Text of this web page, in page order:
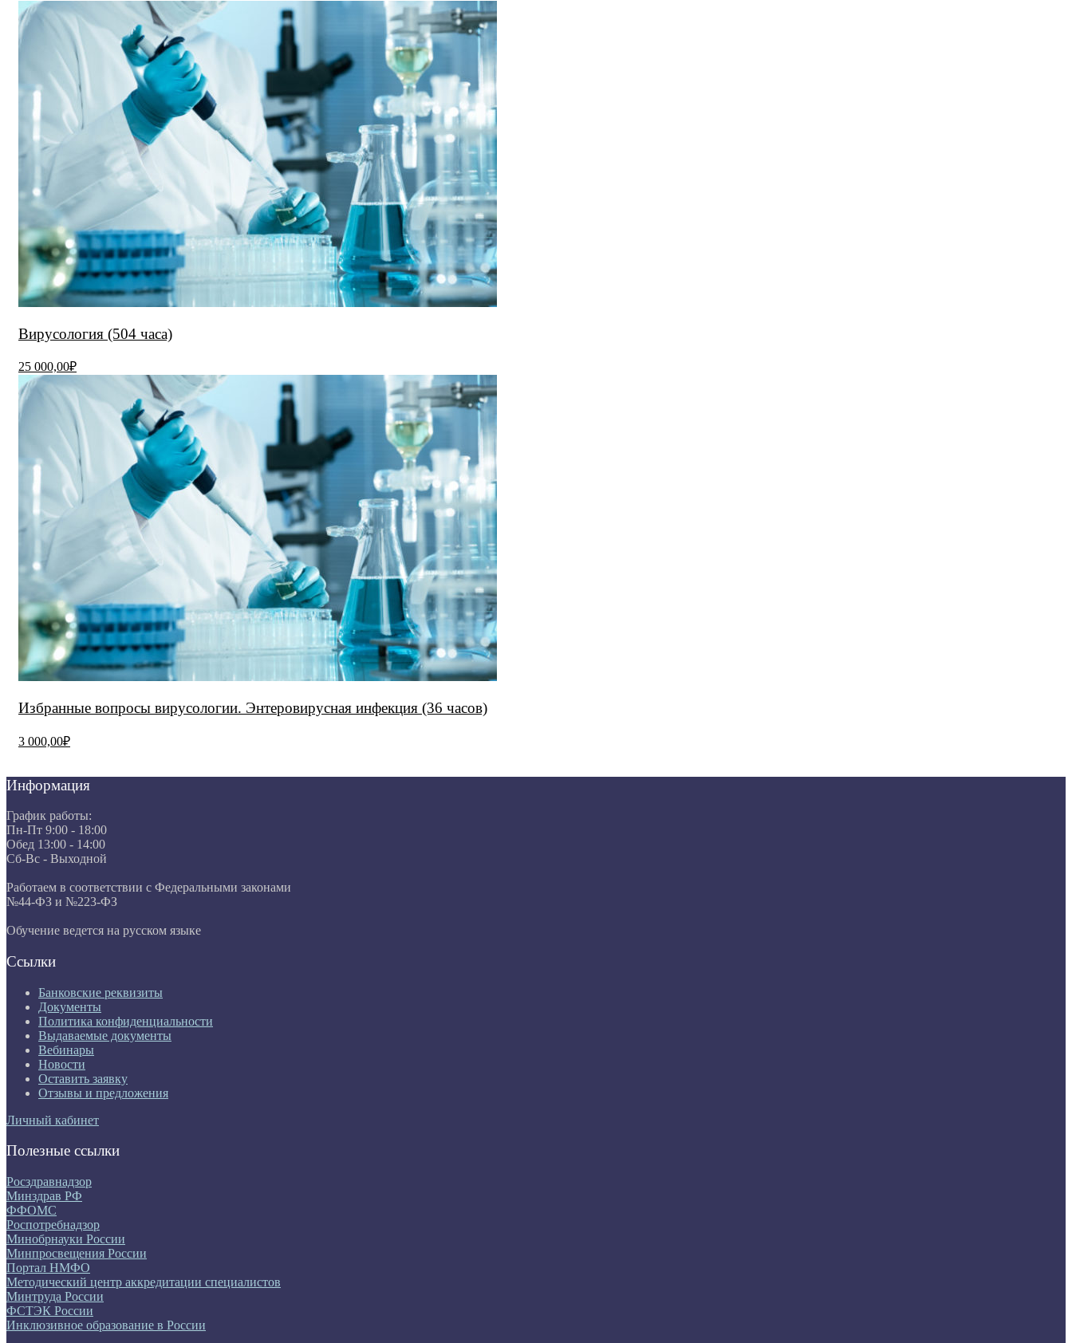
Вирусология (504 часа)
25 000,00₽
Избранные вопросы вирусологии. Энтеровирусная инфекция (36 часов)
3 000,00₽
Информация
График работы:
Пн-Пт 9:00 - 18:00
Обед 13:00 - 14:00
Сб-Вс - Выходной
Работаем в соответствии с Федеральными законами
№44-ФЗ и №223-ФЗ
Обучение ведется на русском языке
Ссылки
Банковские реквизиты
Документы
Политика конфиденциальности
Выдаваемые документы
Вебинары
Новости
Оставить заявку
Отзывы и предложения
Личный кабинет
Полезные ссылки
Росздравнадзор
Минздрав РФ
ФФОМС
Роспотребнадзор
Минобрнауки России
Минпросвещения России
Портал НМФО
Методический центр аккредитации специалистов
Минтруда России
ФСТЭК России
Инклюзивное образование в России